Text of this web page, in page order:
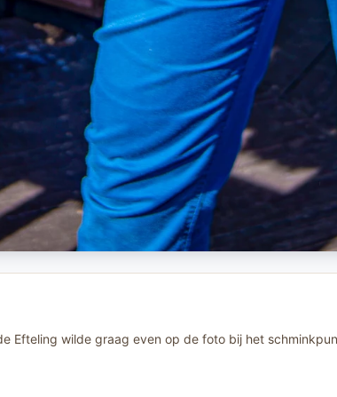
Efteling wilde graag even op de foto bij het